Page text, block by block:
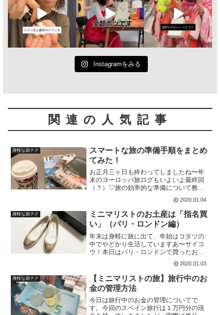
Instagramをみる
関連の人気記事
身軽な旅テク
スマートな旅の準備手順をまとめ
てみた！
お正月三ヶ日も終わってしましたね〜年
末のヨーロッパ旅ログもいよいよ最終回
（？）♡旅の効率的な準備について教え
てほしい！というご質問頂いたので時系
列でご紹介しまーす航空券の手配〈半
年〜３ヶ月前〉Expediaなどの比較サイト
で相場を調べ、航空
2020.01.04
身軽な旅テク
ミニマリストのお土産は「指名買
い」（パリ・ロンドン編）
年末は身軽に旅に出て、年始はコタツの
中でやどかり生活していますあ〜サイコ
ウ！本日はパリ・ロンドンで買ったお土
産のおはなしですミニマリストになって
から、お土産は指名買いが増えましたフ
ラっと立ち寄ったお店でなんとなくお土
産を買うのではなく、「あ
2020.01.03
身軽な旅テク
【ミニマリストの旅】旅行中のお
金の管理方法
今日は旅行中のお金の管理についてで
す。今回のスペイン旅行は１万円分の現